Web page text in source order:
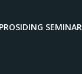
PROSIDING SEMINAR